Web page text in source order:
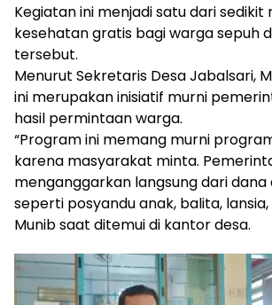
Kegiatan ini menjadi satu dari sedikit
kesehatan gratis bagi warga sepuh
tersebut.
Menurut Sekretaris Desa Jabalsari,
ini merupakan inisiatif murni
hasil permintaan warga.
“Program ini memang murni
karena masyarakat minta.
menganggarkan langsung dari dana
seperti posyandu anak, balita, lansia,
Munib saat ditemui di kantor desa.